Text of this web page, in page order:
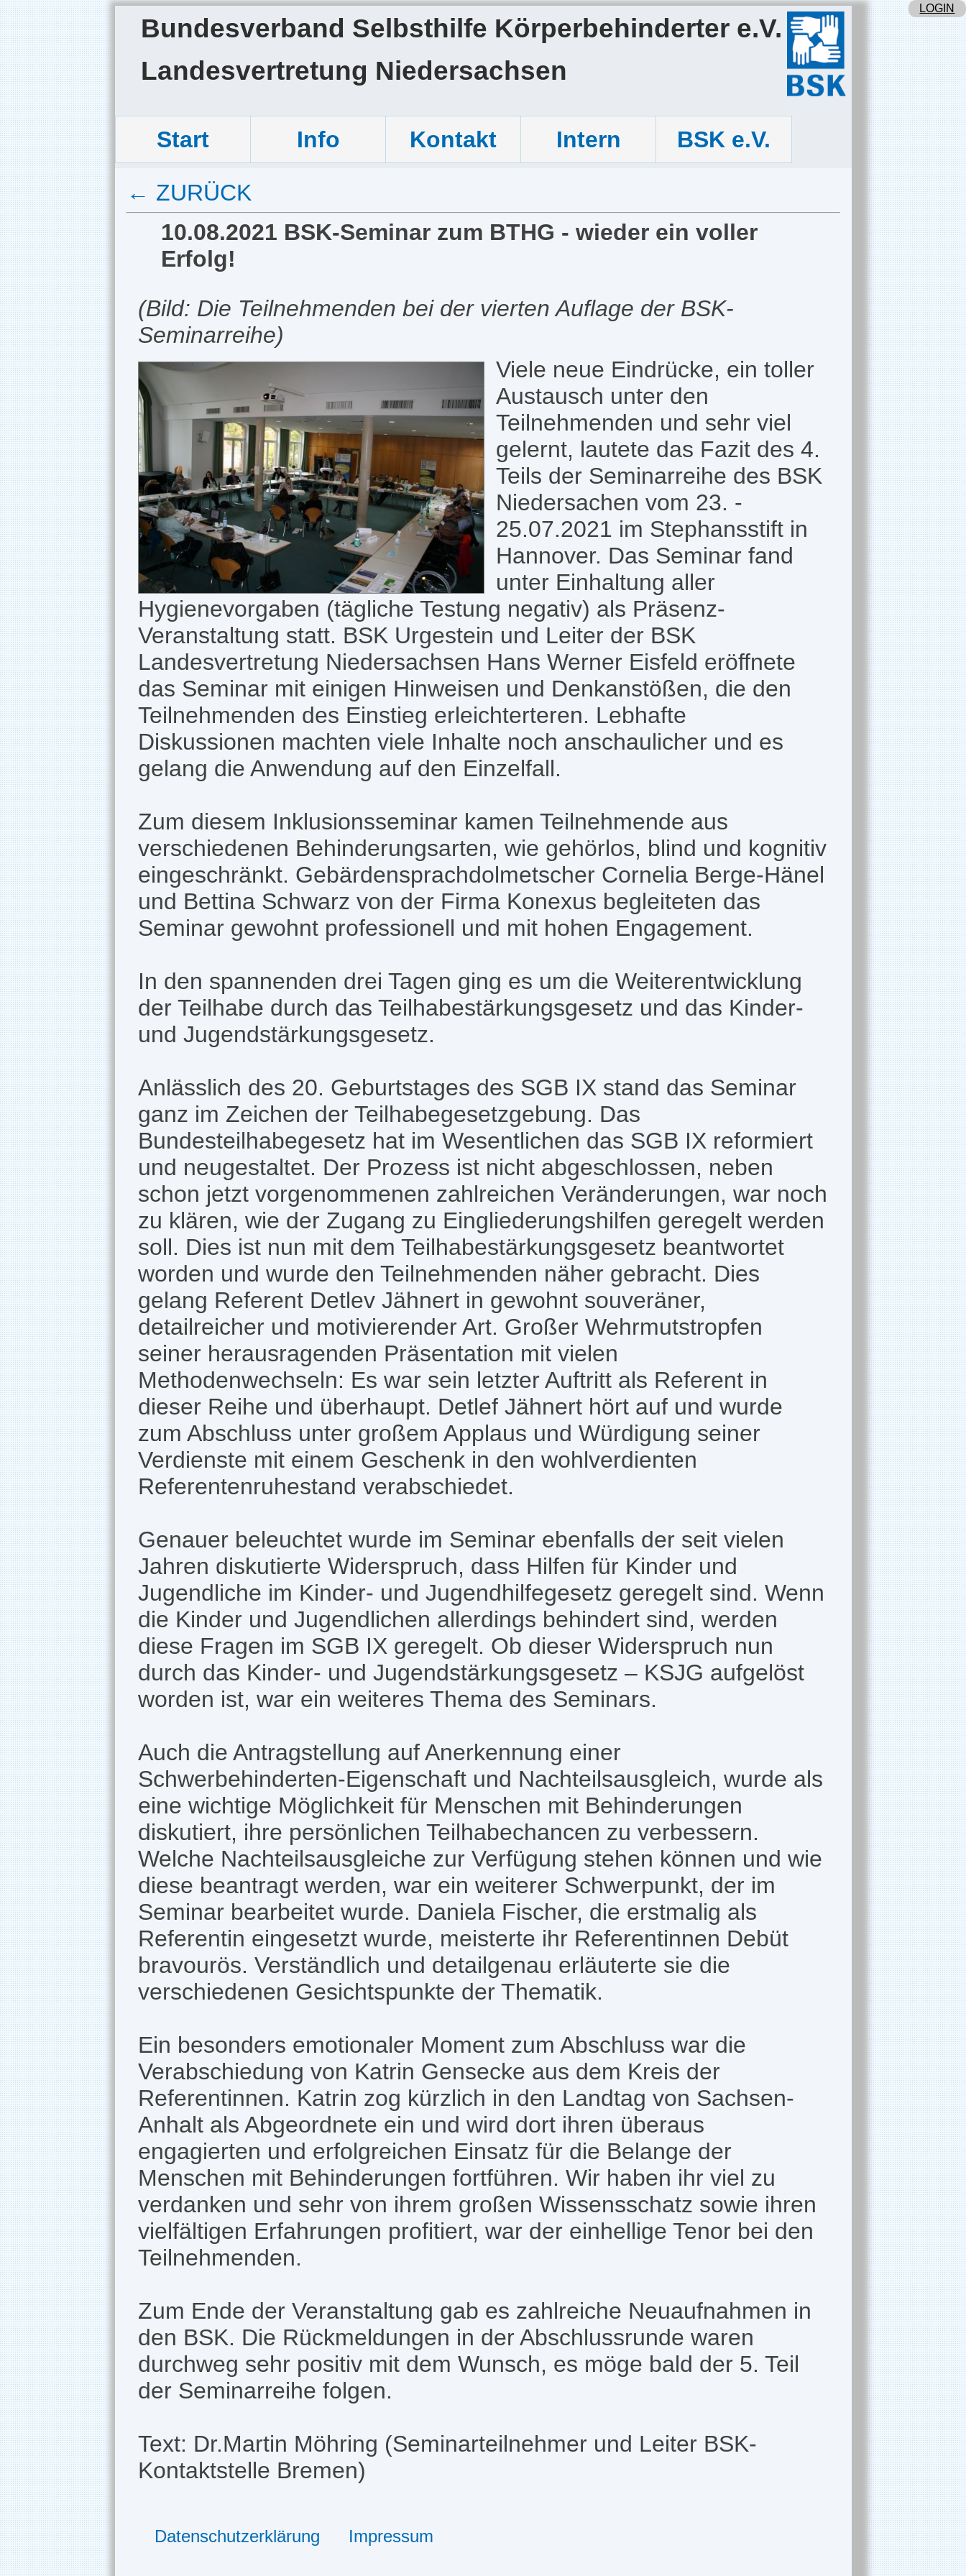
LOGIN
Bundesverband Selbsthilfe Körperbehinderter e.V.
Landesvertretung Niedersachsen
Start Info Kontakt Intern BSK e.V.
← ZURÜCK
10.08.2021 BSK-Seminar zum BTHG - wieder ein voller
Erfolg!
(Bild: Die Teilnehmenden bei der vierten Auflage der BSK-
Seminarreihe)
Viele neue Eindrücke, ein toller
Austausch unter den
Teilnehmenden und sehr viel
gelernt, lautete das Fazit des 4.
Teils der Seminarreihe des BSK
Niedersachen vom 23. -
25.07.2021 im Stephansstift in
Hannover. Das Seminar fand
unter Einhaltung aller
Hygienevorgaben (tägliche Testung negativ) als Präsenz-
Veranstaltung statt. BSK Urgestein und Leiter der BSK
Landesvertretung Niedersachsen Hans Werner Eisfeld eröffnete
das Seminar mit einigen Hinweisen und Denkanstößen, die den
Teilnehmenden des Einstieg erleichterteren. Lebhafte
Diskussionen machten viele Inhalte noch anschaulicher und es
gelang die Anwendung auf den Einzelfall.
Zum diesem Inklusionsseminar kamen Teilnehmende aus
verschiedenen Behinderungsarten, wie gehörlos, blind und kognitiv
eingeschränkt. Gebärdensprachdolmetscher Cornelia Berge-Hänel
und Bettina Schwarz von der Firma Konexus begleiteten das
Seminar gewohnt professionell und mit hohen Engagement.
In den spannenden drei Tagen ging es um die Weiterentwicklung
der Teilhabe durch das Teilhabestärkungsgesetz und das Kinder-
und Jugendstärkungsgesetz.
Anlässlich des 20. Geburtstages des SGB IX stand das Seminar
ganz im Zeichen der Teilhabegesetzgebung. Das
Bundesteilhabegesetz hat im Wesentlichen das SGB IX reformiert
und neugestaltet. Der Prozess ist nicht abgeschlossen, neben
schon jetzt vorgenommenen zahlreichen Veränderungen, war noch
zu klären, wie der Zugang zu Eingliederungshilfen geregelt werden
soll. Dies ist nun mit dem Teilhabestärkungsgesetz beantwortet
worden und wurde den Teilnehmenden näher gebracht. Dies
gelang Referent Detlev Jähnert in gewohnt souveräner,
detailreicher und motivierender Art. Großer Wehrmutstropfen
seiner herausragenden Präsentation mit vielen
Methodenwechseln: Es war sein letzter Auftritt als Referent in
dieser Reihe und überhaupt. Detlef Jähnert hört auf und wurde
zum Abschluss unter großem Applaus und Würdigung seiner
Verdienste mit einem Geschenk in den wohlverdienten
Referentenruhestand verabschiedet.
Genauer beleuchtet wurde im Seminar ebenfalls der seit vielen
Jahren diskutierte Widerspruch, dass Hilfen für Kinder und
Jugendliche im Kinder- und Jugendhilfegesetz geregelt sind. Wenn
die Kinder und Jugendlichen allerdings behindert sind, werden
diese Fragen im SGB IX geregelt. Ob dieser Widerspruch nun
durch das Kinder- und Jugendstärkungsgesetz – KSJG aufgelöst
worden ist, war ein weiteres Thema des Seminars.
Auch die Antragstellung auf Anerkennung einer
Schwerbehinderten-Eigenschaft und Nachteilsausgleich, wurde als
eine wichtige Möglichkeit für Menschen mit Behinderungen
diskutiert, ihre persönlichen Teilhabechancen zu verbessern.
Welche Nachteilsausgleiche zur Verfügung stehen können und wie
diese beantragt werden, war ein weiterer Schwerpunkt, der im
Seminar bearbeitet wurde. Daniela Fischer, die erstmalig als
Referentin eingesetzt wurde, meisterte ihr Referentinnen Debüt
bravourös. Verständlich und detailgenau erläuterte sie die
verschiedenen Gesichtspunkte der Thematik.
Ein besonders emotionaler Moment zum Abschluss war die
Verabschiedung von Katrin Gensecke aus dem Kreis der
Referentinnen. Katrin zog kürzlich in den Landtag von Sachsen-
Anhalt als Abgeordnete ein und wird dort ihren überaus
engagierten und erfolgreichen Einsatz für die Belange der
Menschen mit Behinderungen fortführen. Wir haben ihr viel zu
verdanken und sehr von ihrem großen Wissensschatz sowie ihren
vielfältigen Erfahrungen profitiert, war der einhellige Tenor bei den
Teilnehmenden.
Zum Ende der Veranstaltung gab es zahlreiche Neuaufnahmen in
den BSK. Die Rückmeldungen in der Abschlussrunde waren
durchweg sehr positiv mit dem Wunsch, es möge bald der 5. Teil
der Seminarreihe folgen.
Text: Dr.Martin Möhring (Seminarteilnehmer und Leiter BSK-
Kontaktstelle Bremen)
Datenschutzerklärung Impressum